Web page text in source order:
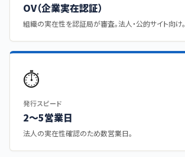
OV（企業実在認証）
組織の実在性を認証局が審査。法人・公的サイト向け。
⏱
発行スピード
2〜5営業日
法人の実在性確認のため数営業日。